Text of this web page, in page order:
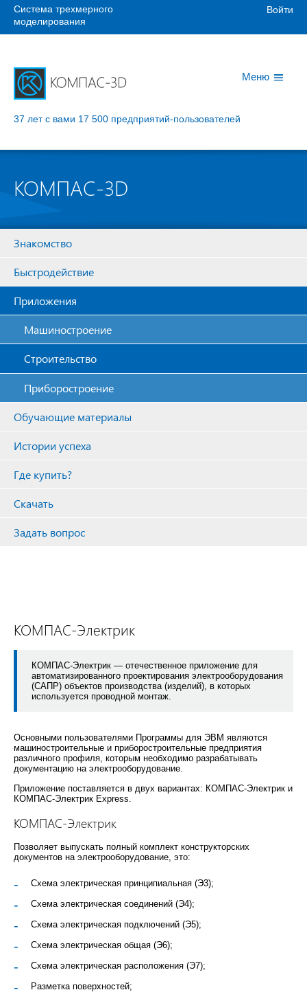
Система трехмерного
моделирования
Войти
Меню
37 лет с вами 17 500 предприятий-пользователей
КОМПАС-3D
Знакомство
Быстродействие
Приложения
Машиностроение
Строительство
Приборостроение
Обучающие материалы
Истории успеха
Где купить?
Скачать
Задать вопрос
КОМПАС-Электрик
КОМПАС-Электрик — отечественное приложение для
автоматизированного проектирования электрооборудования
(САПР) объектов производства (изделий), в которых
используется проводной монтаж.
Основными пользователями Программы для ЭВМ являются
машиностроительные и приборостроительные предприятия
различного профиля, которым необходимо разрабатывать
документацию на электрооборудование.
Приложение поставляется в двух вариантах: КОМПАС-Электрик и
КОМПАС-Электрик Express.
КОМПАС-Электрик
Позволяет выпускать полный комплект конструкторских
документов на электрооборудование, это:
Схема электрическая принципиальная (Э3);
Схема электрическая соединений (Э4);
Схема электрическая подключений (Э5);
Схема электрическая общая (Э6);
Схема электрическая расположения (Э7);
Разметка поверхностей;